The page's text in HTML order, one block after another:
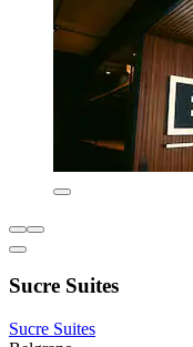
Sucre Suites
Sucre Suites